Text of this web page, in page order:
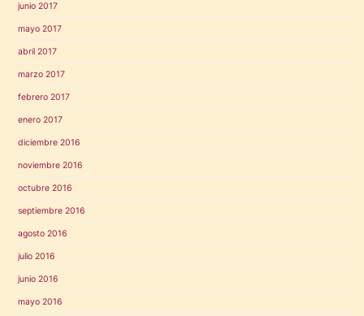
junio 2017
mayo 2017
abril 2017
marzo 2017
febrero 2017
enero 2017
diciembre 2016
noviembre 2016
octubre 2016
septiembre 2016
agosto 2016
julio 2016
junio 2016
mayo 2016